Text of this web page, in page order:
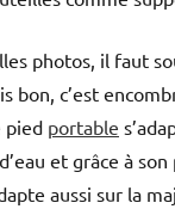
photos, il faut
bon, c’est
pied portable
et grâce à
aussi sur la